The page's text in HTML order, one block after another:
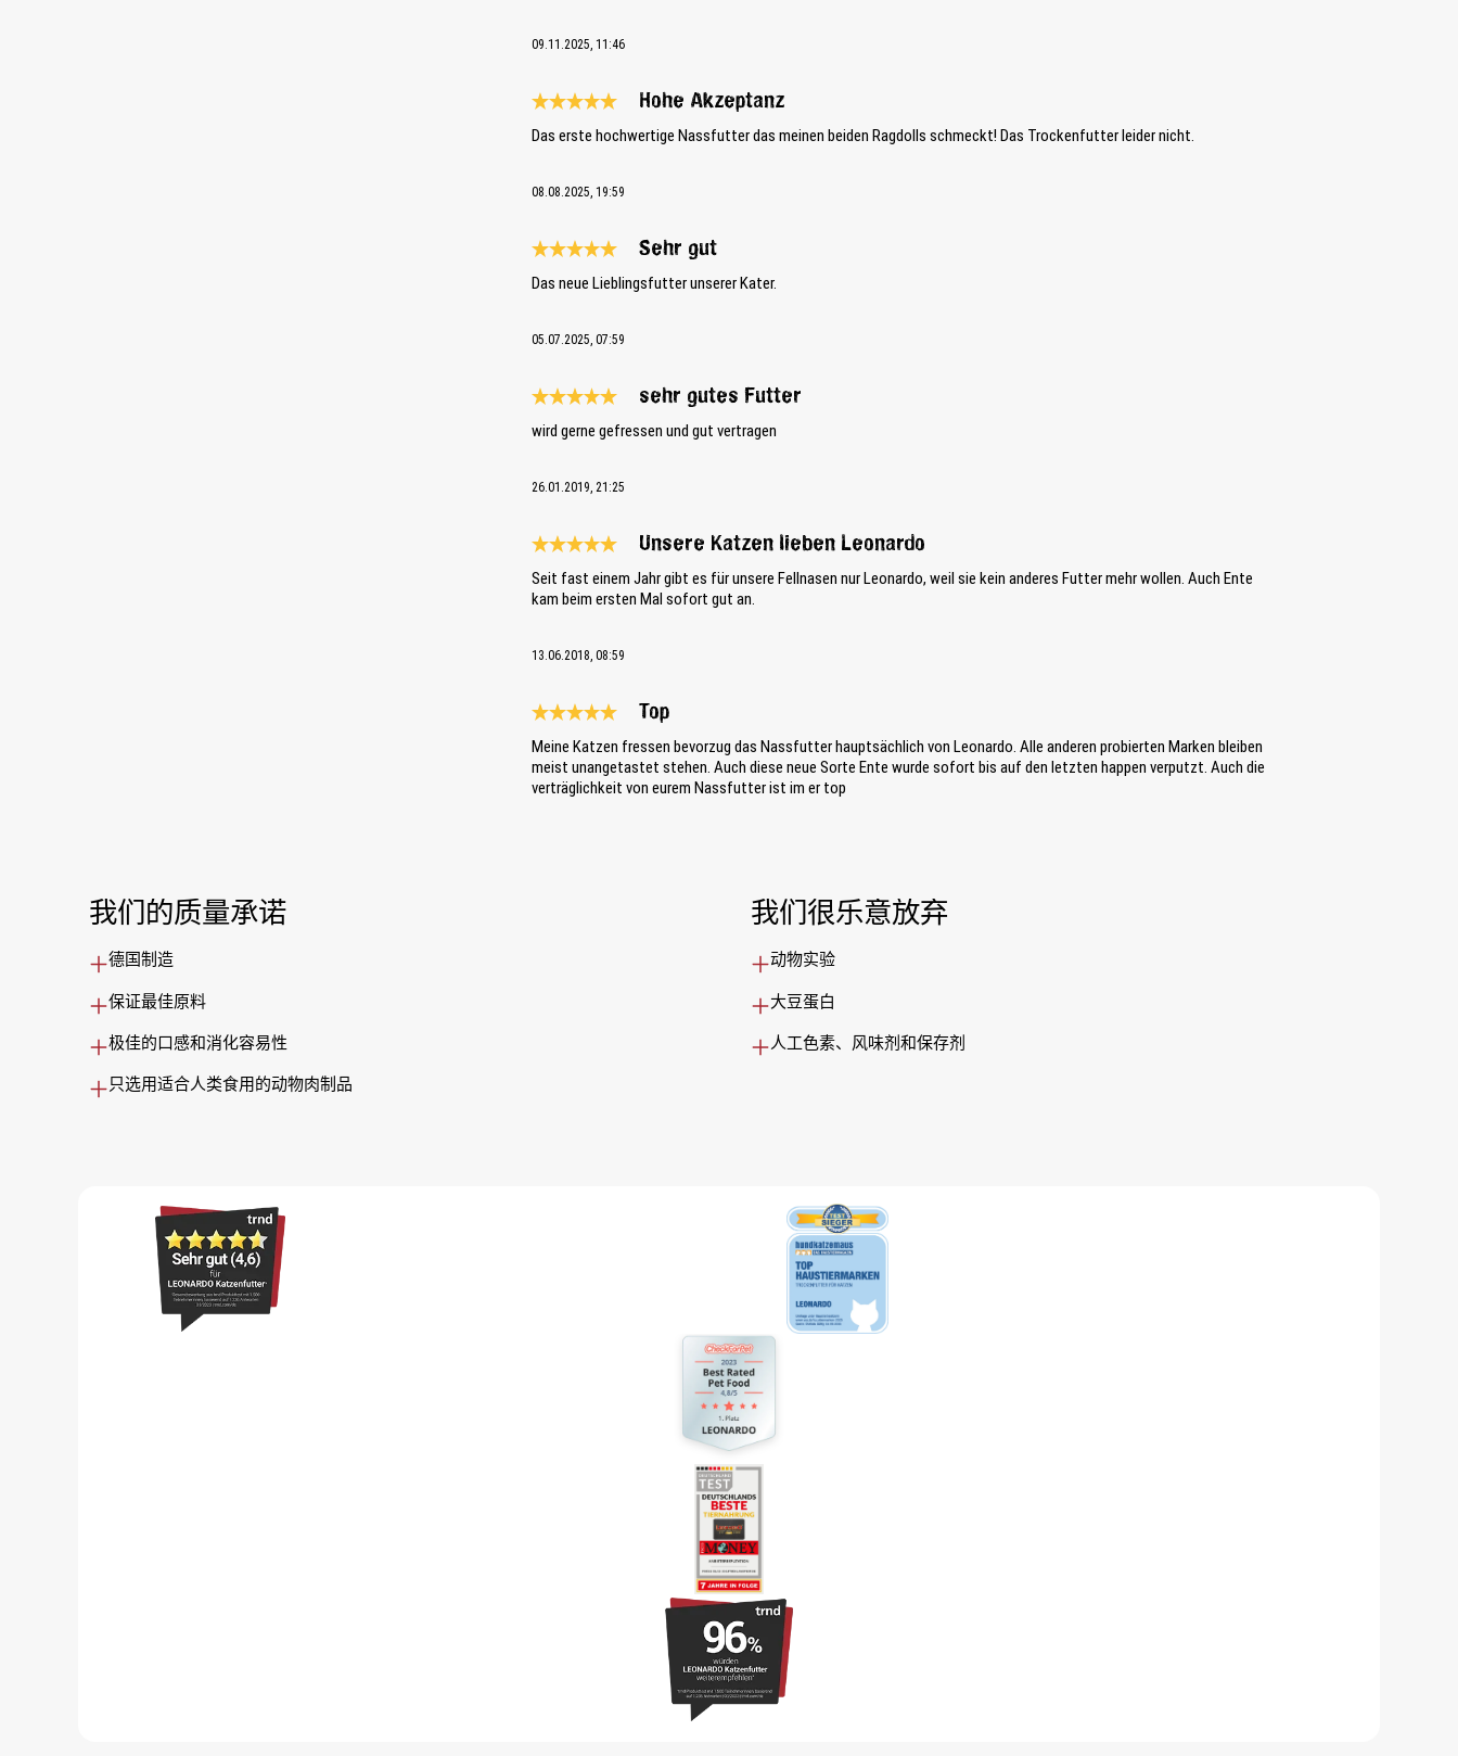
09.11.2025, 11:46
Hohe Akzeptanz
Das erste hochwertige Nassfutter das meinen beiden Ragdolls schmeckt! Das Trockenfutter leider nicht.
08.08.2025, 19:59
Sehr gut
Das neue Lieblingsfutter unserer Kater.
05.07.2025, 07:59
sehr gutes Futter
wird gerne gefressen und gut vertragen
26.01.2019, 21:25
Unsere Katzen lieben Leonardo
Seit fast einem Jahr gibt es für unsere Fellnasen nur Leonardo, weil sie kein anderes Futter mehr wollen. Auch Ente
kam beim ersten Mal sofort gut an.
13.06.2018, 08:59
Top
Meine Katzen fressen bevorzug das Nassfutter hauptsächlich von Leonardo. Alle anderen probierten Marken bleiben
meist unangetastet stehen. Auch diese neue Sorte Ente wurde sofort bis auf den letzten happen verputzt. Auch die
verträglichkeit von eurem Nassfutter ist im er top
我们的质量承诺
德国制造
保证最佳原料
极佳的口感和消化容易性
只选用适合人类食用的动物肉制品
我们很乐意放弃
动物实验
大豆蛋白
人工色素、风味剂和保存剂